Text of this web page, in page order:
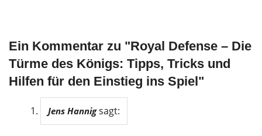
Ein Kommentar zu "Royal Defense – Die
Türme des Königs: Tipps, Tricks und
Hilfen für den Einstieg ins Spiel"
Jens Hannig sagt: